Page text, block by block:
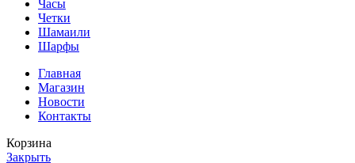
Часы
Четки
Шамаили
Шарфы
Главная
Магазин
Новости
Контакты
Корзина
Закрыть